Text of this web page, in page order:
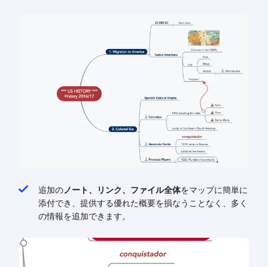
追加のノート、リンク、ファイル全体をマップに簡単に
添付でき、提供する優れた概要を損なうことなく、多く
の情報を追加できます。